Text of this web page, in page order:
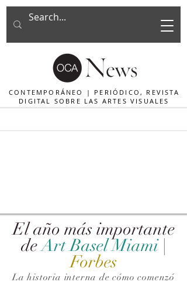
CONTEMPORÁNEO | PERIÓDICO, REVISTA
DIGITAL SOBRE LAS ARTES VISUALES
El año más importante
de Art Basel Miami |
Forbes
La historia interna de cómo comenzó